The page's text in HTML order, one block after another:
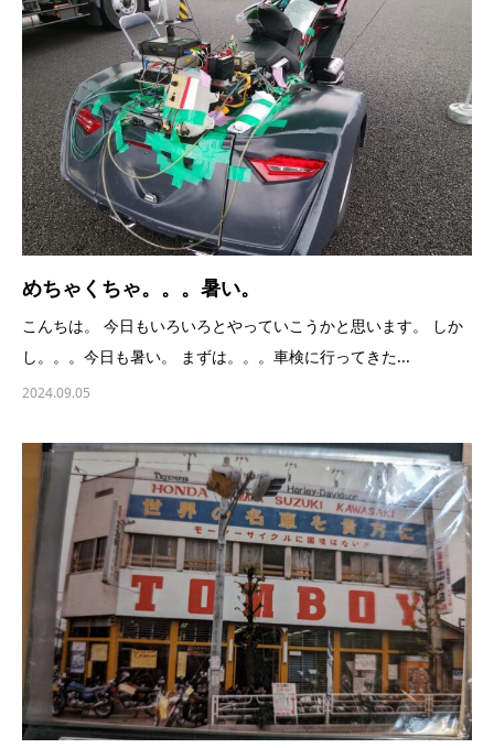
めちゃくちゃ。。。暑い。
こんちは。 今日もいろいろとやっていこうかと思います。 しか
し。。。今日も暑い。 まずは。。。車検に行ってきた...
2024.09.05